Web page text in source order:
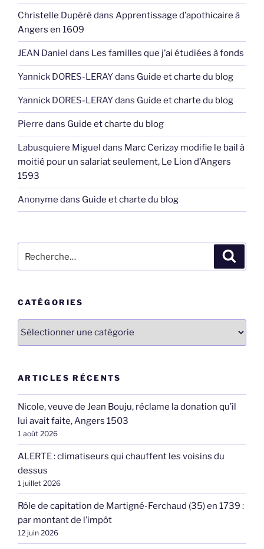
Christelle Dupéré dans Apprentissage d’apothicaire à
Angers en 1609
JEAN Daniel dans Les familles que j’ai étudiées à fonds
Yannick DORES-LERAYdans Guide et charte du blog
Yannick DORES-LERAYdans Guide et charte du blog
Pierre dans Guide et charte du blog
Labusquiere Miguel dans Marc Cerizay modifie le bail à
moitié pour un salariat seulement, Le Lion d’Angers
1593
Anonyme dans Guide et charte du blog
pour
CATÉGORIES
Catégories
ARTICLES RÉCENTS
Nicole, veuve de Jean Bouju, réclame la donation qu’il
lui avait faite, Angers 1503
1 août 2026
ALERTE : climatiseurs qui chauffent les voisins du
dessus
1 juillet 2026
Rôle de capitation de Martigné-Ferchaud (35) en 1739 :
par montant de l’impôt
12 juin 2026